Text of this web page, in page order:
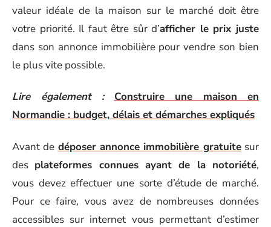
valeur idéale de la maison sur le marché doit être
votre priorité. Il faut être sûr d’afficher le prix juste
dans son annonce immobilière pour vendre son bien
le plus vite possible.
Lire également :
Construire une maison en
Normandie : budget, délais et démarches expliqués
Avant de déposer annonce immobilière gratuitesur
des plateformes connues ayant de la notoriété,
vous devez effectuer une sorte d’étude de marché.
Pour ce faire, vous avez de nombreuses données
accessibles sur internet vous permettant d’estimer